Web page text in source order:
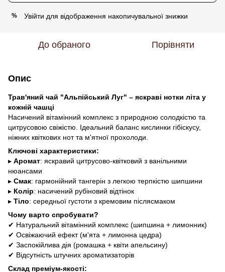
% Увійти для відображення накопичувальної знижки
До обраного Порівняти
Опис
Трав'яний чай "Альпійський Луг" – яскраві нотки літа у
кожній чашці
Насичений вітамінний комплекс з природною солодкістю та
цитрусовою свіжістю. Ідеальний баланс кислинки гібіскусу,
ніжних квіткових нот та м'ятної прохолоди.
Ключові характеристики:
▸ Аромат: яскравий цитрусово-квітковий з ванільними
нюансами
▸ Смак: гармонійний тангерін з легкою терпкістю шипшини
▸ Колір: насичений рубіновий відтінок
▸ Тіло: середньої густоти з кремовим післясмаком
Чому варто спробувати?
✔ Натуральний вітамінний комплекс (шипшина + лимонник)
✔ Освіжаючий ефект (м'ята + лимонна цедра)
✔ Заспокійлива дія (ромашка + квіти апельсину)
✔ Відсутність штучних ароматизаторів
Склад преміум-якості: